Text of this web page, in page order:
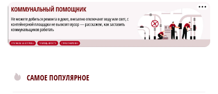
САМОЕ ПОПУЛЯРНОЕ